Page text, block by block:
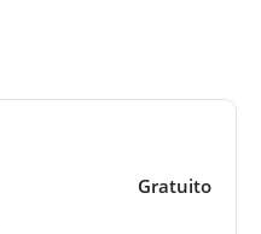
Gratuito